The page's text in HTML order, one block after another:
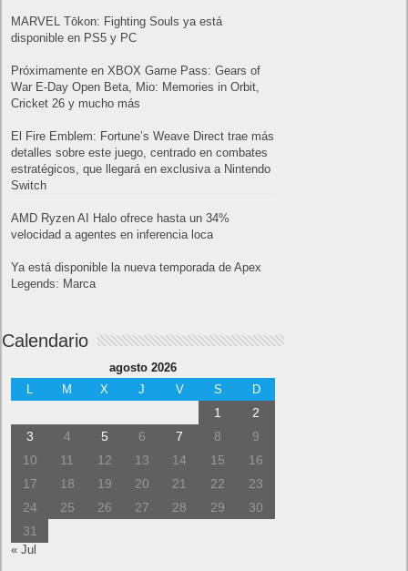
MARVEL Tōkon: Fighting Souls ya está
disponible en PS5 y PC
Próximamente en XBOX Game Pass: Gears of
War E-Day Open Beta, Mio: Memories in Orbit,
Cricket 26 y mucho más
El Fire Emblem: Fortune’s Weave Direct trae más
detalles sobre este juego, centrado en combates
estratégicos, que llegará en exclusiva a Nintendo
Switch
AMD Ryzen AI Halo ofrece hasta un 34%
velocidad a agentes en inferencia loca
Ya está disponible la nueva temporada de Apex
Legends: Marca
Calendario
agosto 2026
L
M X J V S D
1
2
3
4 5 6 7 8
9
10
11 12 13 14 15
16
17
18 19 20 21 22
23
24
25 26 27 28 29
30
31
« Jul